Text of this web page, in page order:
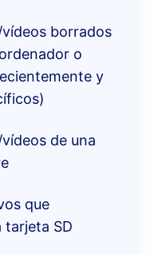
borrados
o
y
de una
que
tarjeta SD